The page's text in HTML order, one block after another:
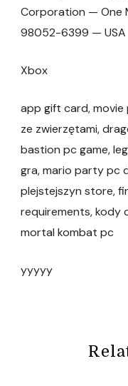
Corporation — One
98052-6399 — USA
Xbox
app gift card,
ze zwierzętami,
bastion pc game,
gra, mario party pc
plejstejszyn store,
requirements, kody
mortal kombat pc
yyyyy